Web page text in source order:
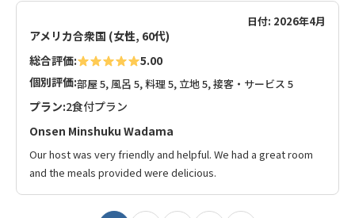
日付: 2026年4月
アメリカ合衆国 (女性, 60代)
総合評価:
5.00
個別評価:部屋 5, 風呂 5, 料理 5, 立地 5, 接客・サービス 5
プラン:2食付プラン
Onsen Minshuku Wadama
Our host was very friendly and helpful. We had a great room
and the meals provided were delicious.